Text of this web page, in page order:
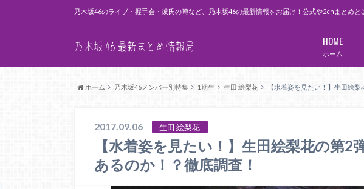
乃木坂46のライブ・握手会・彼氏の噂など、乃木坂46の最新情報をお届け！公式や2chまとめと
ホーム
HOME
ホーム 乃木坂46メンバー別特集 1期生 生田 絵梨花 【水着姿を見たい！】生田絵
2017.09.06 生田 絵梨花
【水着姿を見たい！】生田絵梨花の第2
あるのか！？徹底調査！